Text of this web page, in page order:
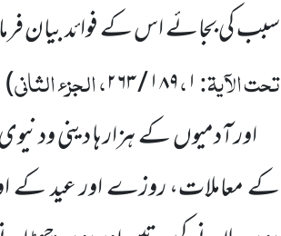
سبب کی بجائے اس کے فوائد بیان
تحت الآیۃ: ۱۸۹،۱ / ۲۶۳ ، الجزء الثانی)
اور آدمیوں کے ہزار ہا دینی
کے معاملات، روزے اور عید کے